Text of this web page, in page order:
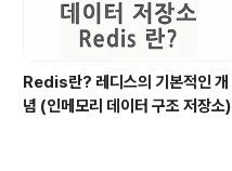
Redis란? 레디스의 기본적인 개
념 (인메모리 데이터 구조 저장소)